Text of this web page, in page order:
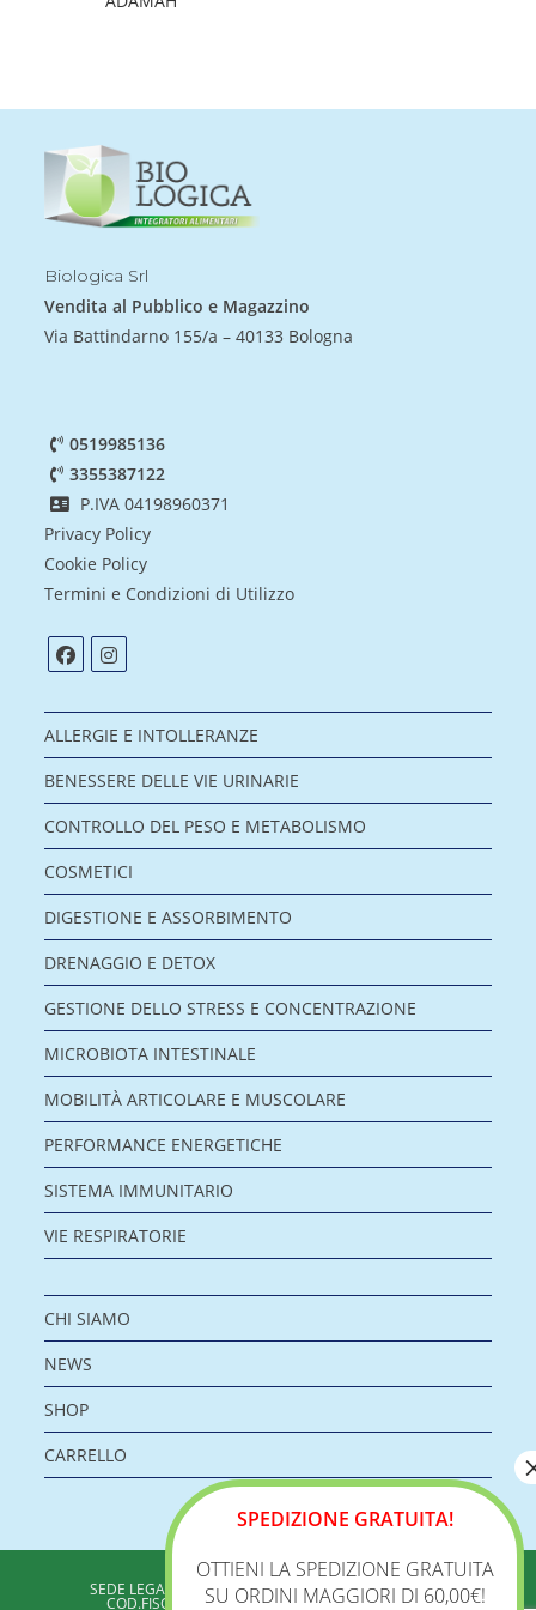
Biologica Srl
Vendita al Pubblico e Magazzino
Via Battindarno 155/a – 40133 Bologna
0519985136
3355387122
P.IVA 04198960371
Privacy Policy
Cookie Policy
Termini e Condizioni di Utilizzo
ALLERGIE E INTOLLERANZE
BENESSERE DELLE VIE URINARIE
CONTROLLO DEL PESO E METABOLISMO
COSMETICI
DIGESTIONE E ASSORBIMENTO
DRENAGGIO E DETOX
GESTIONE DELLO STRESS E CONCENTRAZIONE
MICROBIOTA INTESTINALE
MOBILITÀ ARTICOLARE E MUSCOLARE
PERFORMANCE ENERGETICHE
SISTEMA IMMUNITARIO
VIE RESPIRATORIE
CHI SIAMO
NEWS
SHOP
CARRELLO
BIOLOGICA S.R.L.
SEDE LEGALE: VIA DELLA ZECCA 1 – 40100 BOLOGNA
COD.FISC./P.IVA: 04198960371 - REA: BO 353313
SPEDIZIONE GRATUITA!
OTTIENI LA SPEDIZIONE GRATUITA
SU ORDINI MAGGIORI DI 60,00€!